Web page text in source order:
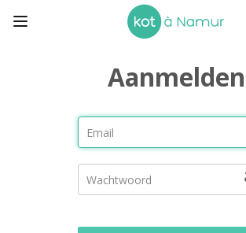
Aanmelden